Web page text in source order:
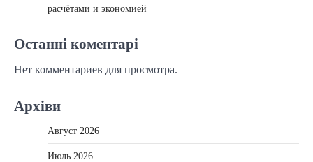
расчётами и экономией
Останні коментарі
Нет комментариев для просмотра.
Архіви
Август 2026
Июль 2026